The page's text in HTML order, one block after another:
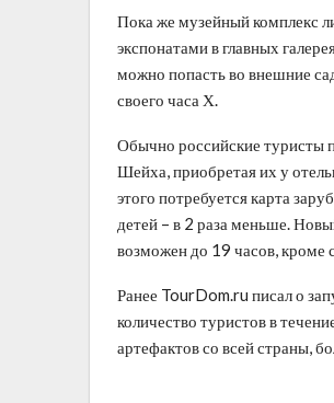
Пока же музейный комплекс
экспонатами в главных
можно попасть во внешние
своего часа Х.
Обычно российские туристы
Шейха, приобретая их у
этого потребуется карта
детей – в 2 раза меньше.
возможен до 19 часов, кроме
Ранее TourDom.ru писал о
количество туристов в
артефактов со всей страны,